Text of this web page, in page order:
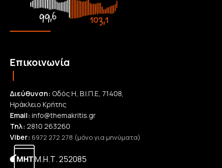
Επικοινωνία
Διεύθυνση: Οδός Η, Β.Ι.Π.Ε, 71408,
Ηράκλειο Κρήτης
Email: info@themakritis.gr
Τηλ: 2810 263260
Viber: 6972 272 278 (μόνο για μηνύματα)
Μ.Η.Τ. 252085